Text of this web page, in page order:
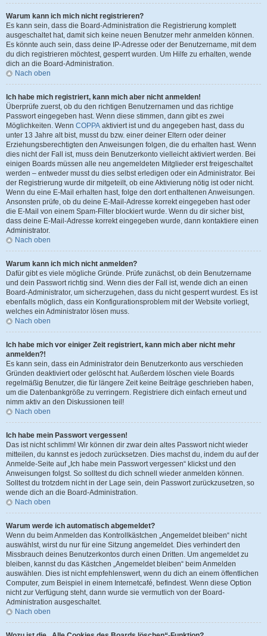
Warum kann ich mich nicht registrieren?
Es kann sein, dass die Board-Administration die Registrierung komplett
ausgeschaltet hat, damit sich keine neuen Benutzer mehr anmelden können.
Es könnte auch sein, dass deine IP-Adresse oder der Benutzername, mit dem
du dich registrieren möchtest, gesperrt wurden. Um Hilfe zu erhalten, wende
dich an die Board-Administration.
Nach oben
Ich habe mich registriert, kann mich aber nicht anmelden!
Überprüfe zuerst, ob du den richtigen Benutzernamen und das richtige
Passwort eingegeben hast. Wenn diese stimmen, dann gibt es zwei
Möglichkeiten. Wenn COPPA aktiviert ist und du angegeben hast, dass du
unter 13 Jahre alt bist, musst du bzw. einer deiner Eltern oder deiner
Erziehungsberechtigten den Anweisungen folgen, die du erhalten hast. Wenn
dies nicht der Fall ist, muss dein Benutzerkonto vielleicht aktiviert werden. Bei
einigen Boards müssen alle neu angemeldeten Mitglieder erst freigeschaltet
werden – entweder musst du dies selbst erledigen oder ein Administrator. Bei
der Registrierung wurde dir mitgeteilt, ob eine Aktivierung nötig ist oder nicht.
Wenn du eine E-Mail erhalten hast, folge den dort enthaltenen Anweisungen.
Ansonsten prüfe, ob du deine E-Mail-Adresse korrekt eingegeben hast oder
die E-Mail von einem Spam-Filter blockiert wurde. Wenn du dir sicher bist,
dass deine E-Mail-Adresse korrekt eingegeben wurde, dann kontaktiere einen
Administrator.
Nach oben
Warum kann ich mich nicht anmelden?
Dafür gibt es viele mögliche Gründe. Prüfe zunächst, ob dein Benutzername
und dein Passwort richtig sind. Wenn dies der Fall ist, wende dich an einen
Board-Administrator, um sicherzugehen, dass du nicht gesperrt wurdest. Es ist
ebenfalls möglich, dass ein Konfigurationsproblem mit der Website vorliegt,
welches ein Administrator lösen muss.
Nach oben
Ich habe mich vor einiger Zeit registriert, kann mich aber nicht mehr
anmelden?!
Es kann sein, dass ein Administrator dein Benutzerkonto aus verschieden
Gründen deaktiviert oder gelöscht hat. Außerdem löschen viele Boards
regelmäßig Benutzer, die für längere Zeit keine Beiträge geschrieben haben,
um die Datenbankgröße zu verringern. Registriere dich einfach erneut und
nimm aktiv an den Diskussionen teil!
Nach oben
Ich habe mein Passwort vergessen!
Das ist nicht schlimm! Wir können dir zwar dein altes Passwort nicht wieder
mitteilen, du kannst es jedoch zurücksetzen. Dies machst du, indem du auf der
Anmelde-Seite auf „Ich habe mein Passwort vergessen“ klickst und den
Anweisungen folgst. So solltest du dich schnell wieder anmelden können.
Solltest du trotzdem nicht in der Lage sein, dein Passwort zurückzusetzen, so
wende dich an die Board-Administration.
Nach oben
Warum werde ich automatisch abgemeldet?
Wenn du beim Anmelden das Kontrollkästchen „Angemeldet bleiben“ nicht
auswählst, wirst du nur für eine Sitzung angemeldet. Dies verhindert den
Missbrauch deines Benutzerkontos durch einen Dritten. Um angemeldet zu
bleiben, kannst du das Kästchen „Angemeldet bleiben“ beim Anmelden
auswählen. Dies ist nicht empfehlenswert, wenn du dich an einem öffentlichen
Computer, zum Beispiel in einem Internetcafé, befindest. Wenn diese Option
nicht zur Verfügung steht, dann wurde sie vermutlich von der Board-
Administration ausgeschaltet.
Nach oben